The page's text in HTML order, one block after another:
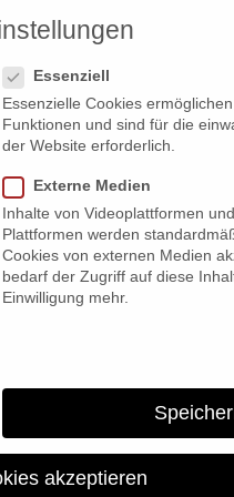
PRODUCTIONS
by jury at DOK.fest in Munich
awarded
DOK.fest
Essenziell
Essenzielle Cookies
Funktionen und sind für die
der Website erforderlich.
Externe Medien
Inhalte von Videoplattformen
Plattformen werden
Cookies von externen Medien
bedarf der Zugriff auf diese
Einwilligung mehr.
akzeptieren